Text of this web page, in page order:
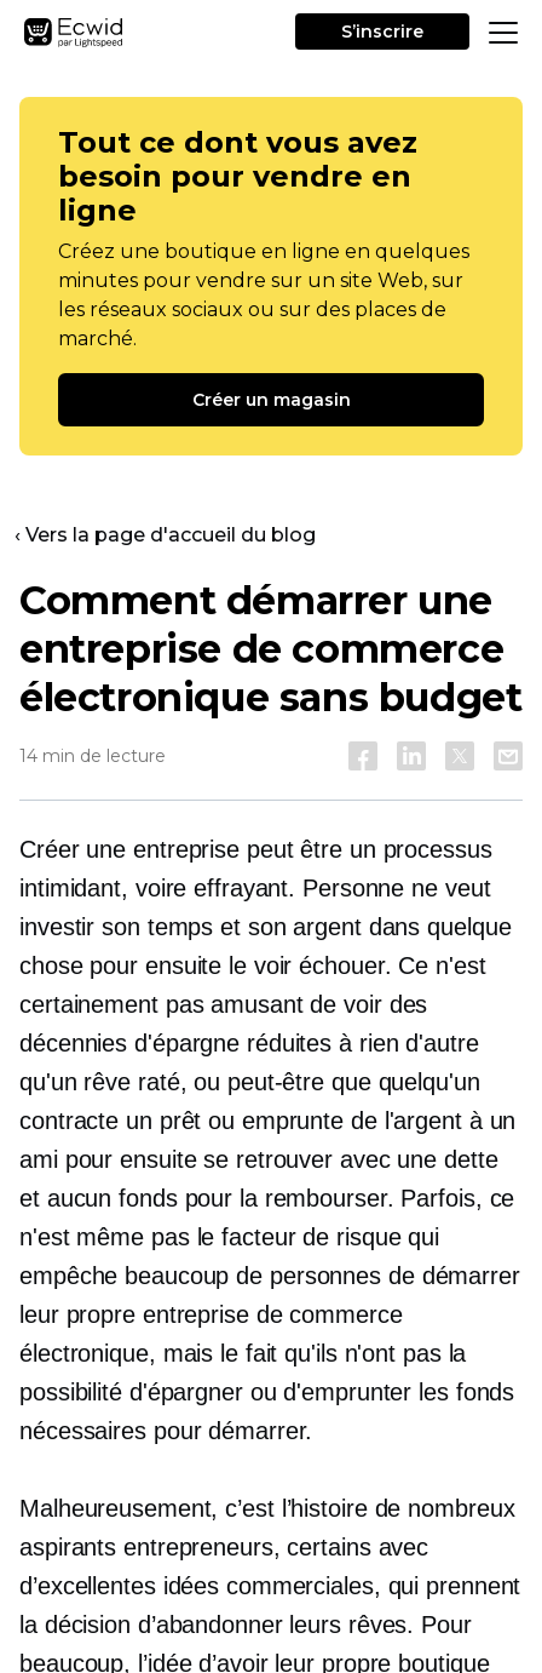
S’inscrire
Tout ce dont vous avez
besoin pour vendre en
ligne
Créez une boutique en ligne en quelques
minutes pour vendre sur un site Web, sur
les réseaux sociaux ou sur des places de
marché.
Créer un magasin
‹ Vers la page d'accueil du blog
Comment démarrer une
entreprise de commerce
électronique sans budget
14 min de lecture
Créer une entreprise peut être un processus
intimidant, voire effrayant. Personne ne veut
investir son temps et son argent dans quelque
chose pour ensuite le voir échouer. Ce n'est
certainement pas amusant de voir des
décennies d'épargne réduites à rien d'autre
qu'un rêve raté, ou peut-être que quelqu'un
contracte un prêt ou emprunte de l'argent à un
ami pour ensuite se retrouver avec une dette
et aucun fonds pour la rembourser. Parfois, ce
n'est même pas le facteur de risque qui
empêche beaucoup de personnes de démarrer
leur propre entreprise de commerce
électronique, mais le fait qu'ils n'ont pas la
possibilité d'épargner ou d'emprunter les fonds
nécessaires pour démarrer.
Malheureusement, c’est l’histoire de nombreux
aspirants entrepreneurs, certains avec
d’excellentes idées commerciales, qui prennent
la décision d’abandonner leurs rêves. Pour
beaucoup, l’idée d’avoir leur propre boutique